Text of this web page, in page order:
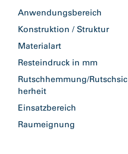
Anwendungsbereich
Konstruktion / Struktur
Materialart
Resteindruck in mm
Rutschhemmung/Rutschsic
herheit
Einsatzbereich
Raumeignung